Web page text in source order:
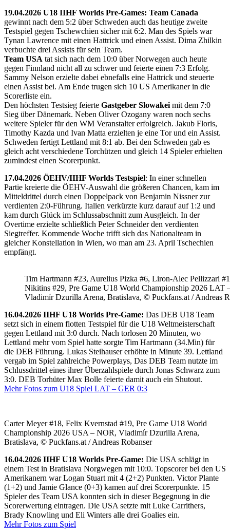
19.04.2026 U18 IIHF Worlds Pre-Games: Team Canada
gewinnt nach dem 5:2 über Schweden auch das heutige zweite
Testspiel gegen Tschewchien sicher mit 6:2. Man des Spiels war
Tynan Lawrence mit einen Hattrick und einen Assist. Dima Zhilkin
verbuchte drei Assists für sein Team.
Team USA tat sich nach dem 10:0 über Norwegen auch heute
gegen Finnland nicht all zu schwer und feierte einen 7:3 Erfolg.
Sammy Nelson erzielte dabei ebnefalls eine Hattrick und steuerte
einen Assist bei. Am Ende trugen sich 10 US Amerikaner in die
Scorerliste ein.
Den höchsten Testsieg feierte Gastgeber Slowakei mit dem 7:0
Sieg über Dänemark. Neben Oliver Ozogany waren noch sechs
weitere Spieler für den WM Veranstalter erfolgreich. Jakub Floris,
Timothy Kazda und Ivan Matta erzielten je eine Tor und ein Assist.
Schweden fertigt Lettland mit 8:1 ab. Bei den Schweden gab es
gleich acht verschiedene Torchützen und gleich 14 Spieler erhielten
zumindest einen Scorerpunkt.
17.04.2026 ÖEHV/IIHF Worlds Testspiel: In einer schnellen
Partie kreierte die ÖEHV-Auswahl die größeren Chancen, kam im
Mitteldrittel durch einen Doppelpack von Benjamin Nissner zur
verdienten 2:0-Führung. Italien verkürzte kurz darauf auf 1:2 und
kam durch Glück im Schlussabschnitt zum Ausgleich. In der
Overtime erzielte schließlich Peter Schneider den verdienten
Siegtreffer. Kommende Woche trifft sich das Nationalteam in
gleicher Konstellation in Wien, wo man am 23. April Tschechien
empfängt.
Tim Hartmann #23, Aurelius Pizka #6, Liron-Alec Pellizzari
Nikitins #29, Pre Game U18 World Championship 2026 LAT
Vladimír Dzurilla Arena, Bratislava, © Puckfans.at / Andreas
16.04.2026 IIHF U18 Worlds Pre-Game: Das DEB U18 Team
setzt sich in einem flotten Testspiel für die U18 Weltmeisterschaft
gegen Lettland mit 3:0 durch. Nach torlosen 20 Minuten, wo
Lettland mehr vom Spiel hatte sorgte Tim Hartmann (34.Min) für
die DEB Führung. Lukas Steihauser erhöhte in Minute 39. Lettland
vergab im Spiel zahlreiche Powerplays, Das DEB Team nutzte im
Schlussdrittel eines ihrer Überzahlspiele durch Jonas Schwarz zum
3:0. DEB Torhüter Max Bolle feierte damit auch ein Shutout.
Mehr Fotos zum U18 Spiel LAT – GER 0:3
Carter Meyer #18, Felix Kvernstad #19, Pre Game U18 World
Championship 2026 USA – NOR, Vladimír Dzurilla Arena,
Bratislava, © Puckfans.at / Andreas Robanser
16.04.2026 IIHF U18 Worlds Pre-Game: Die USA schlägt in
einem Test in Bratislava Norgwegen mit 10:0. Topscorer bei den US
Amerikanern war Logan Stuart mit 4 (2+2) Punkten. Victor Plante
(1+2) und Jamie Glance (0+3) kamen auf drei Scorerpunkte. 15
Spieler des Team USA konnten sich in dieser Begegnung in die
Scorerwertung eintragen. Die USA setzte mit Luke Carrithers,
Brady Knowling und Eli Winters alle drei Goalies ein.
Mehr Fotos zum Spiel